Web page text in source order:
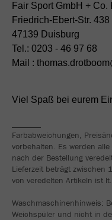
Fair Sport GmbH + Co.
Friedrich-Ebert-Str. 438
47139 Duisburg
Tel.: 0203 - 46 97 68
Mail :
Viel Spaß bei eurem
Farbabweichungen,
vorbehalten. Es werden
nach der Bestellung
Lieferzeit beträgt zwischen
von veredelten Artikeln ist
Waschmaschinenhinweis:
Weichspüler und nicht in